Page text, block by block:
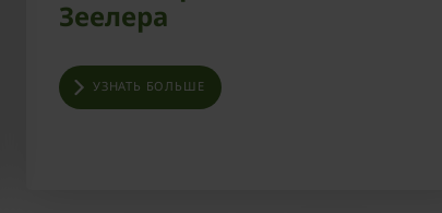
Зеелера
УЗНАТЬ БОЛЬШЕ